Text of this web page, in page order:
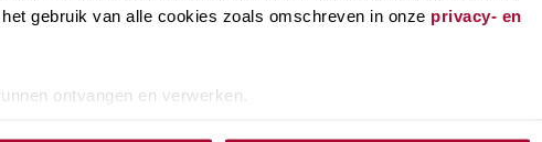
gebruik van alle cookies zoals omschreven in onze privacy- en
ontvangen en verwerken.